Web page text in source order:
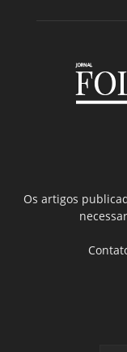
Os artigos